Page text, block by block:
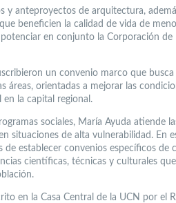
y anteproyectos de arquitectura,
beneficien la calidad de vida de
en conjunto la Corporación de
un convenio marco que
áreas, orientadas a mejorar las
la capital regional.
sociales, María Ayuda atiende
situaciones de alta vulnerabilidad. En
de establecer convenios específicos de
científicas, técnicas y culturales
en la Casa Central de la UCN por el